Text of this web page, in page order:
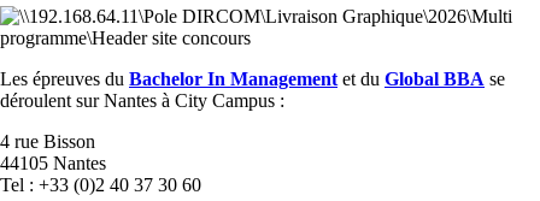
Les épreuves du Bachelor In Management et du Global BBA se
déroulent sur Nantes à City Campus :
4 rue Bisson
44105 Nantes
Tel : +33 (0)2 40 37 30 60